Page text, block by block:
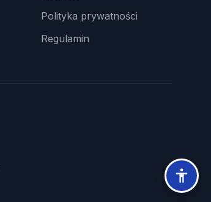
Polityka prywatności
Regulamin